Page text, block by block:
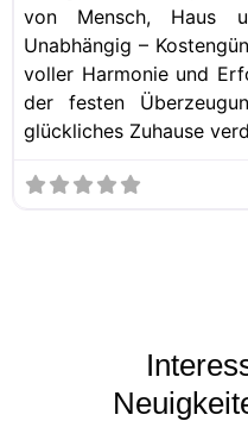
von Mensch, Haus
Unabhängig –
voller Harmonie und
der festen
glückliches Zuhause